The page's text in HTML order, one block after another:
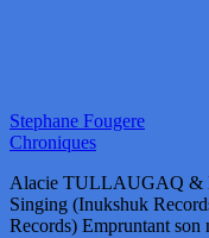
Stephane Fougere
Chroniques
Alacie TULLAUGAQ &
Singing (Inukshuk
Records) Empruntant son